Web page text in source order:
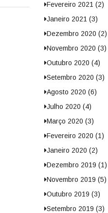
Fevereiro 2021 (2)
Janeiro 2021 (3)
Dezembro 2020 (2)
Novembro 2020 (3)
Outubro 2020 (4)
Setembro 2020 (3)
Agosto 2020 (6)
Julho 2020 (4)
Março 2020 (3)
Fevereiro 2020 (1)
Janeiro 2020 (2)
Dezembro 2019 (1)
Novembro 2019 (5)
Outubro 2019 (3)
Setembro 2019 (3)